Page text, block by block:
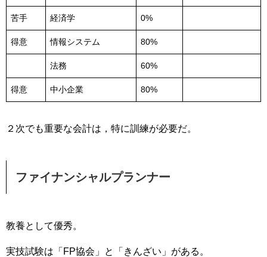
苦手 経済学 0%
得意 情報システム 80%
法務 60%
得意 中小企業 80%
２次でも重要な会計は，特に訓練が必要だ。
ファイナンシャルプランナー
教養として優秀。
実技試験は「FP協会」と「きんざい」がある。